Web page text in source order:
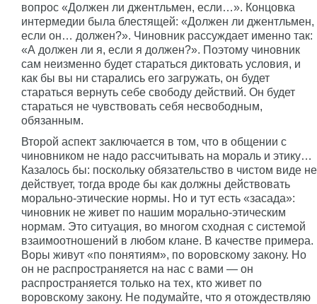
вопрос «Должен ли джентльмен, если…». Концовка
интермедии была блестящей: «Должен ли джентльмен,
если он… должен?». Чиновник рассуждает именно так:
«А должен ли я, если я должен?». Поэтому чиновник
сам неизменно будет стараться диктовать условия, и
как бы вы ни старались его загружать, он будет
стараться вернуть себе свободу действий. Он будет
стараться не чувствовать себя несвободным,
обязанным.
Второй аспект заключается в том, что в общении с
чиновником не надо рассчитывать на мораль и этику…
Казалось бы: поскольку обязательство в чистом виде не
действует, тогда вроде бы как должны действовать
морально-этические нормы. Но и тут есть «засада»:
чиновник не живет по нашим морально-этическим
нормам. Это ситуация, во многом сходная с системой
взаимоотношений в любом клане. В качестве примера.
Воры живут «по понятиям», по воровскому закону. Но
он не распространяется на нас с вами — он
распространяется только на тех, кто живет по
воровскому закону. Не подумайте, что я отождествляю